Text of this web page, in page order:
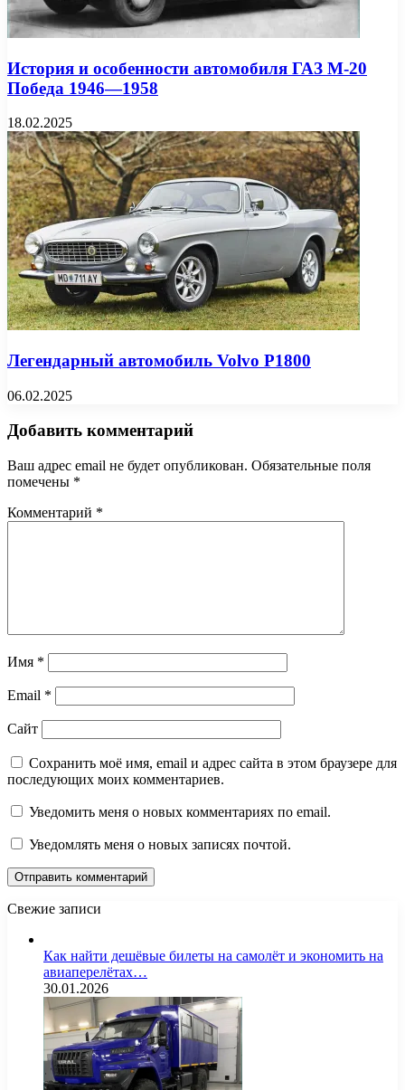
История и особенности автомобиля ГАЗ М-20
Победа 1946—1958
18.02.2025
Легендарный автомобиль Volvo P1800
06.02.2025
Добавить комментарий
Ваш адрес email не будет опубликован. Обязательные поля
помечены *
Комментарий *
Имя *
Email *
Сайт
Сохранить моё имя, email и адрес сайта в этом браузере для
последующих моих комментариев.
Уведомить меня о новых комментариях по email.
Уведомлять меня о новых записях почтой.
Свежие записи
Как найти дешёвые билеты на самолёт и экономить на
авиаперелётах…
30.01.2026